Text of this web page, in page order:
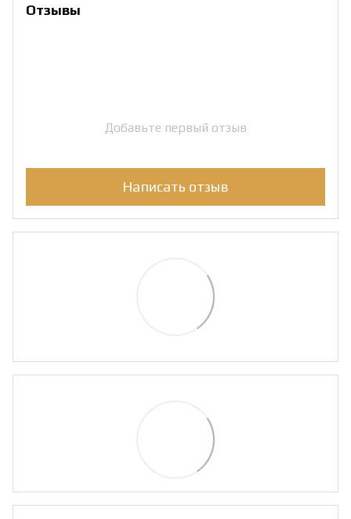
Отзывы
Добавьте первый отзыв
Написать отзыв